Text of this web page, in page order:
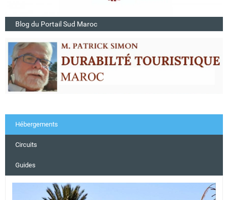
Blog du Portail Sud Maroc
Hébergements
Circuits
Guides